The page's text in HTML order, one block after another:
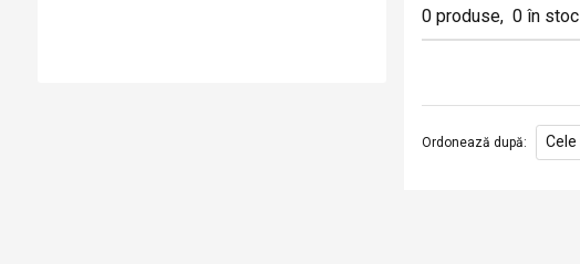
0 produse, 0 în stoc
Ordonează după: